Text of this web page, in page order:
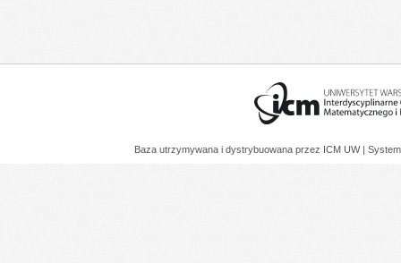
Baza utrzymywana i dystrybuowana przez ICM UW |